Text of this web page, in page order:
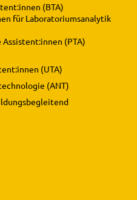
(BTA)
für Laboratoriumsanalytik
(PTA)
(UTA)
(ANT)